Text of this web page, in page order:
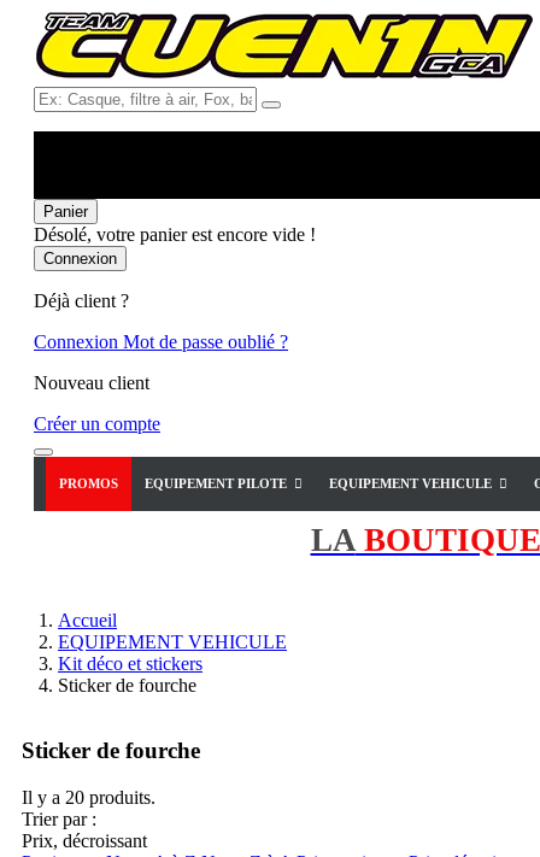
Ex:
Casque,
Fox,
...
Panier
Désolé, votre panier est encore vide !
Connexion
Déjà client ?
Connexion Mot de passe oublié ?
Nouveau client
Créer un compte
PROMOS EQUIPEMENT PILOTE EQUIPEMENT VEHICULE
LABOUTIQUE
Accueil
EQUIPEMENT VEHICULE
Kit déco et stickers
Sticker de fourche
Sticker de fourche
Il y a 20 produits.
Trier par :
Prix, décroissant